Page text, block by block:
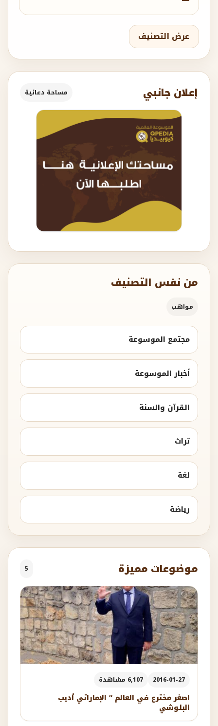
عرض التصنيف
إعلان جانبي مساحة دعائية
من نفس التصنيف
مواهب
مجتمع الموسوعة
أخبار الموسوعة
القرآن والسنة
تراث
لغة
رياضة
موضوعات مميزة 5
2016-01-27 6,107 مشاهدة
اصغر مخترع في العالم ” الإماراتي أديب
البلوشي